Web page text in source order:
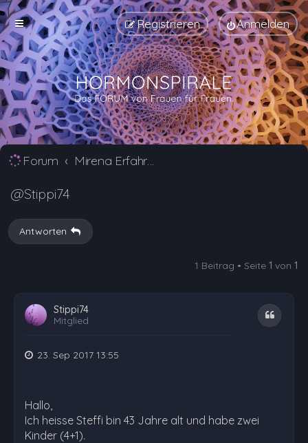
Anmelden
Registrieren
Forum Mirena Erfahrungsberichte und Nebenwirkungen
@Stippi74
Antworten
1 Beitrag • Seite 1 von 1
Stippi74
Mitglied
Zitat
23. Sep 2017 13:55
Hallo,
Ich heisse Steffi bin 43 Jahre alt und habe zwei
Kinder (4+1).